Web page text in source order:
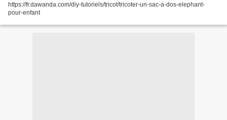
https://fr.dawanda.com/diy-tutoriels/tricot/tricoter-un-sac-a-dos-elephant-
pour-enfant